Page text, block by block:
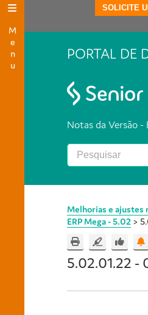
Menu
SOLICITE
PORTAL DE
Notas da Versão -
Melhorias e ajustes
ERP Mega - 5.02 >
5.02.01.22